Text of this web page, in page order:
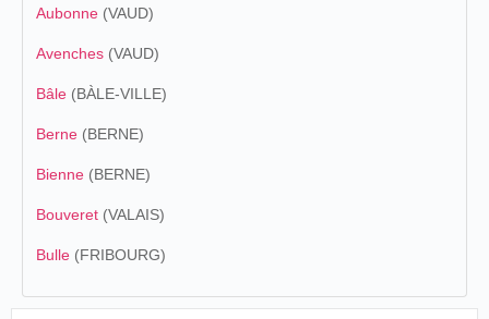
Aubonne (VAUD)
Avenches (VAUD)
Bâle (BÀLE-VILLE)
Berne (BERNE)
Bienne (BERNE)
Bouveret (VALAIS)
Bulle (FRIBOURG)